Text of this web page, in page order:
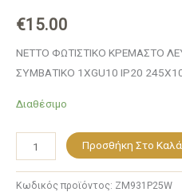
€15.00
NETTO ΦΩΤΙΣΤΙΚΟ ΚΡΕΜΑΣΤΟ
ΣΥΜΒΑΤΙΚΟ 1ΧGU10 IP20
Διαθέσιμο
Προσθήκη Στο
Κωδικός προϊόντος: ZM931P25W